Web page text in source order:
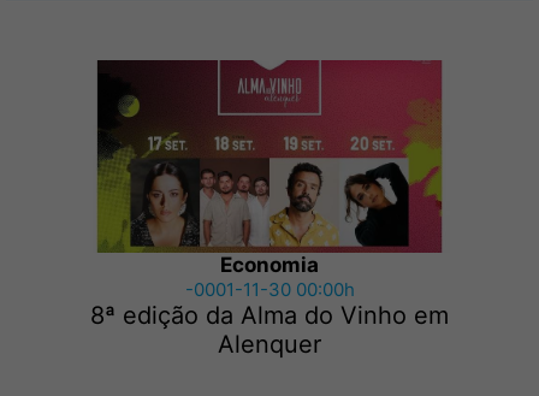
Economia
-0001-11-30 00:00h
8ª edição da Alma do Vinho em
Alenquer